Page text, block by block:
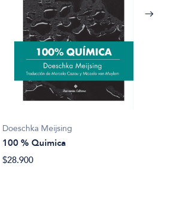
Doeschka Meijsing
100 % Quimica
$28.900